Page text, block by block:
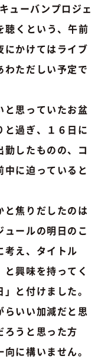
ューバンプロジェ
くという、午前
にかけてはライブ
ただしい予定で
思っていたお盆
過ぎ、１６日に
勤したものの、コ
に迫っていると
焦りだしたのは
ールの明日のこ
考え、タイトル
興味を持ってく
と付けました。
いい加減だと思
ろうと思った方
に構いません。